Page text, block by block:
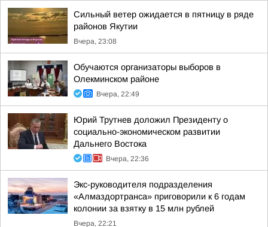
Сильный ветер ожидается в пятницу в ряде
районов Якутии
Вчера, 23:08
Обучаются организаторы выборов в
Олекминском районе
Вчера, 22:49
Юрий Трутнев доложил Президенту о
социально-экономическом развитии
Дальнего Востока
Вчера, 22:36
Экс-руководителя подразделения
«Алмаздортранса» приговорили к 6 годам
колонии за взятку в 15 млн рублей
Вчера, 22:21